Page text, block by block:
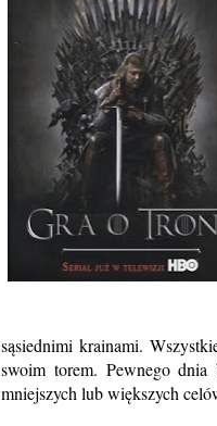
sąsiednimi krainami.
swoim torem. Pewnego
mniejszych lub większych